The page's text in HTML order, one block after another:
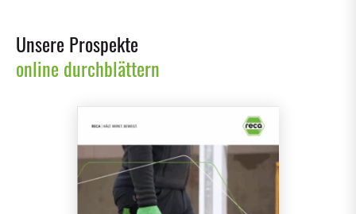
Unsere Prospekte
online durchblättern